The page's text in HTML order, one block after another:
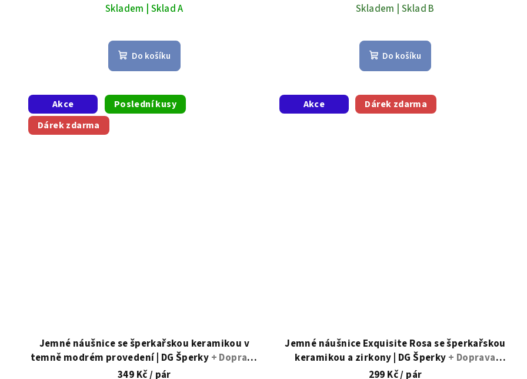
Skladem | Sklad A
hodnocení
produktu
je
z
5
Do košíku
Skladem | Sklad B
hodnocení
produktu
je
z
5
Do košíku
Akce
Poslední kusy
Dárek zdarma
Jemné náušnice se šperkařskou keramikou v
temně modrém provedení | DG Šperky + Doprava
zdarma + Dárkové balení zdarma
349 Kč/ pár
Akce Dárek zdarma
Jemné náušnice Exquisite Rosa se šperkařskou
keramikou a zirkony | DG Šperky + Doprava
zdarma + Dárkové balení zdarma
299 Kč/ pár